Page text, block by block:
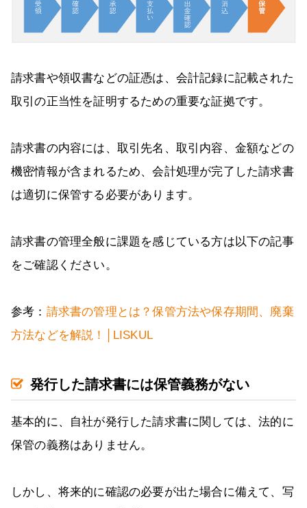
請求書や領収書などの証憑は、会計記録に記載された
取引の正当性を証明するための重要な証拠です。
請求書の内容には、取引先名、取引内容、金額などの
機密情報が含まれるため、会計処理が完了した請求書
は適切に保管する必要があります。
請求書の管理全般に課題を感じている方は以下の記事
をご確認ください。
参考： 請求書の管理とは？保管方法や保存期間、廃棄
方法などを解説！│LISKUL
発行した請求書には保管義務がない
基本的に、自社が発行した請求書に関しては、法的に
保管の義務はありません。
しかし、将来的に確認の必要が出た場合に備えて、写